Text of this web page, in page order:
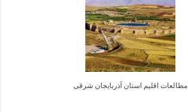
مطالعات اقلیم استان آذربایجان شرقی